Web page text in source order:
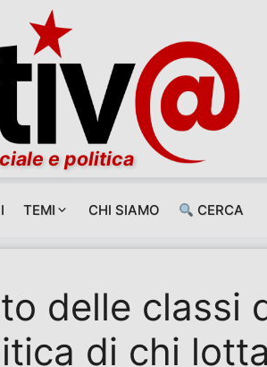
e politica
TEMI CHI SIAMO CERCA
delle classi
di chi